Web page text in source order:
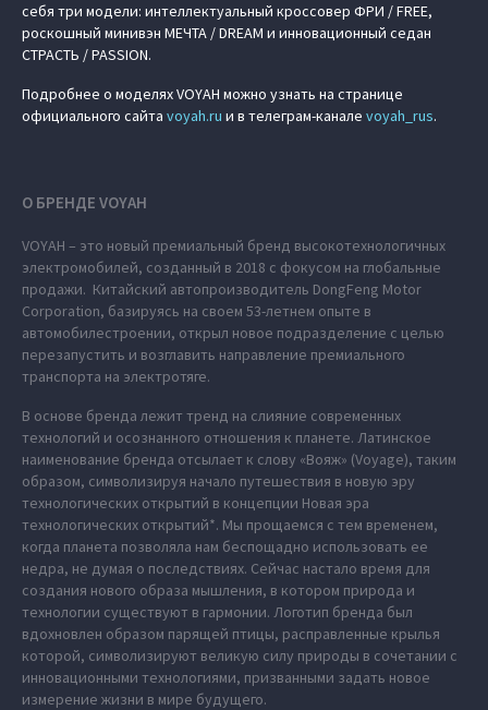
себя три модели: интеллектуальный кроссовер ФРИ / FREE,
роскошный минивэн МЕЧТА / DREAM и инновационный седан
СТРАСТЬ / PASSION.
Подробнее о моделях VOYAH можно узнать на странице
официального сайта voyah.ru и в телеграм-канале voyah_rus.
О БРЕНДЕ VOYAH
VOYAH – это новый премиальный бренд высокотехнологичных
электромобилей, созданный в 2018 с фокусом на глобальные
продажи. Китайский автопроизводитель DongFeng Motor
Corporation, базируясь на своем 53-летнем опыте в
автомобилестроении, открыл новое подразделение с целью
перезапустить и возглавить направление премиального
транспорта на электротяге.
В основе бренда лежит тренд на слияние современных
технологий и осознанного отношения к планете. Латинское
наименование бренда отсылает к слову «Вояж» (Voyage), таким
образом, символизируя начало путешествия в новую эру
технологических открытий в концепции Новая эра
технологических открытий*. Мы прощаемся с тем временем,
когда планета позволяла нам беспощадно использовать ее
недра, не думая о последствиях. Сейчас настало время для
создания нового образа мышления, в котором природа и
технологии существуют в гармонии. Логотип бренда был
вдохновлен образом парящей птицы, расправленные крылья
которой, символизируют великую силу природы в сочетании с
инновационными технологиями, призванными задать новое
измерение жизни в мире будущего.